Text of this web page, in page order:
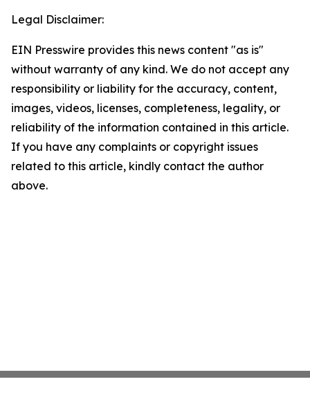
Legal Disclaimer:
EIN Presswire provides this news content "as is"
without warranty of any kind. We do not accept any
responsibility or liability for the accuracy, content,
images, videos, licenses, completeness, legality, or
reliability of the information contained in this article.
If you have any complaints or copyright issues
related to this article, kindly contact the author
above.